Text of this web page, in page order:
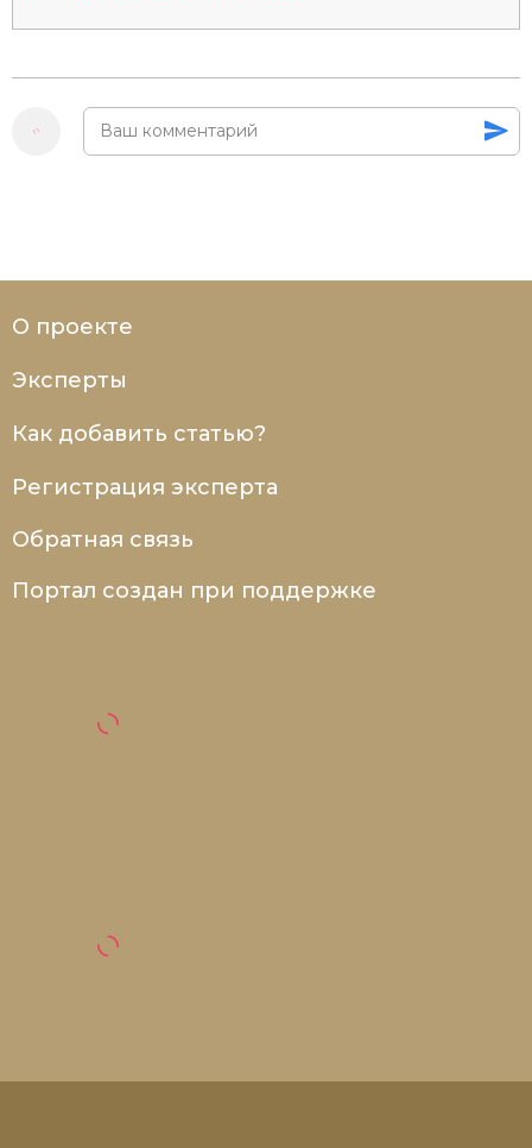
О проекте
Эксперты
Как добавить статью?
Регистрация эксперта
Обратная связь
Портал создан при поддержке